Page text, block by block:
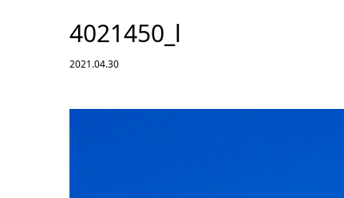
4021450_l
2021.04.30